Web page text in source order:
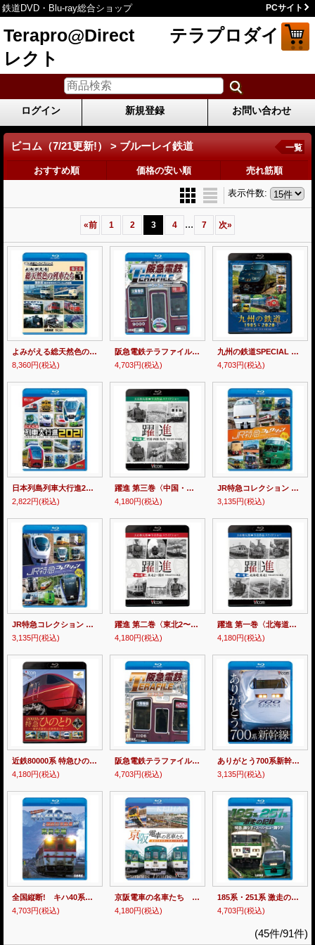
鉄道DVD・Blu-ray総合ショップ PCサイト
Terapro@Direct テラプロダイ
レクト
ログイン 新規登録 お問い合わせ
ビコム（7/21更新!） > ブルーレイ鉄道 一覧
おすすめ順 価格の安い順 売れ筋順
表示件数:
«前 1 2 3 4 ... 7 次»
よみがえる総天然色の列車たち第2章 ブルーレイ版 Vol.1 国鉄篇 奥井宗夫8ミリフィルム作品集【BD】
8,360円(税込)
阪急電鉄テラファイル2 神戸線【BD】
4,703円(税込)
九州の鉄道SPECIAL 1985&2020 ~国鉄時代と現代 35年の時を超えて~(2枚組)【BD】
4,703円(税込)
日本列島列車大行進2021【BD】
2,822円(税込)
躍進 第三巻〈中国・四国・九州 昭和40年代の鉄道〉【BD】
4,180円(税込)
JR特急コレクション 後編 世代を超えて愛される列車たち【BD】
3,135円(税込)
JR特急コレクション 前編 世代を超えて愛される列車たち【BD】
3,135円(税込)
躍進 第二巻〈東北2〜関西 昭和40年代の鉄道〉【BD】
4,180円(税込)
躍進 第一巻〈北海道・東北1 昭和40年代の鉄道〉【BD】
4,180円(税込)
近鉄80000系 特急ひのとり 誕生の記録 新形式誕生と近鉄特急の今【BD】
4,180円(税込)
阪急電鉄テラファイル1 宝塚線【BD】
4,703円(税込)
ありがとう700系新幹線【BD】
3,135円(税込)
全国縦断! キハ40系と国鉄形気動車III 東日本篇 【BD】
4,703円(税込)
京阪電車の名車たち 魅惑の車両群と寝屋川車両基地【BD】
4,180円(税込)
185系・251系 激走の記録 特急踊り子・スーパービュー踊り子【BD】
4,703円(税込)
(45件/91件)